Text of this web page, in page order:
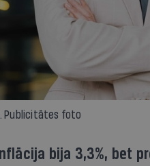
Publicitātes foto
bija 3,3%, bet